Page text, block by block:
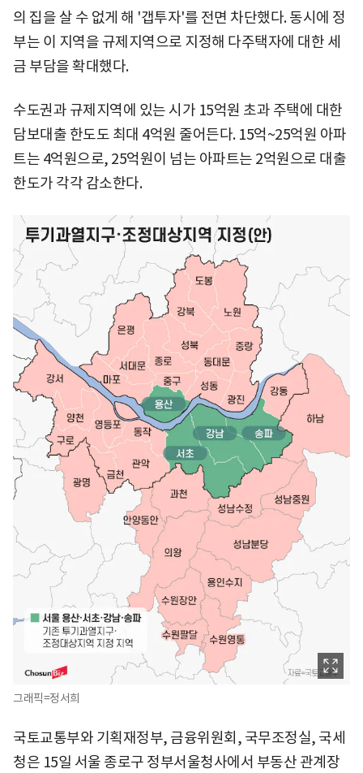
의 집을 살 수 없게 해 '갭투자'를 전면 차단했다. 동시에 정
부는 이 지역을 규제지역으로 지정해 다주택자에 대한 세
금 부담을 확대했다.
수도권과 규제지역에 있는 시가 15억원 초과 주택에 대한
담보대출 한도도 최대 4억원 줄어든다. 15억~25억원 아파
트는 4억원으로, 25억원이 넘는 아파트는 2억원으로 대출
한도가 각각 감소한다.
그래픽=정서희
국토교통부와 기획재정부, 금융위원회, 국무조정실, 국세
청은 15일 서울 종로구 정부서울청사에서 부동산 관계장